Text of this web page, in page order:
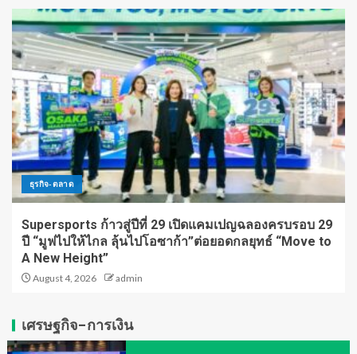
ธุรกิจ-ตลาด
Supersports ก้าวสู่ปีที่ 29 เปิดแคมเปญฉลองครบรอบ 29
ปี “มูฟไปให้ไกล ลุ้นไปโอซาก้า”ต่อยอดกลยุทธ์ “Move to
A New Height”
August 4, 2026 admin
เศรษฐกิจ-การเงิน